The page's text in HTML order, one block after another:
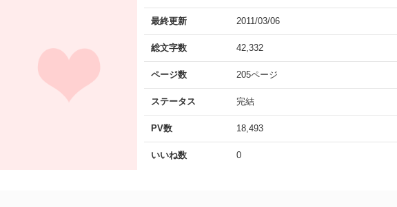
最終更新 2011/03/06
総文字数 42,332
ページ数 205ページ
ステータス 完結
PV数 18,493
いいね数 0